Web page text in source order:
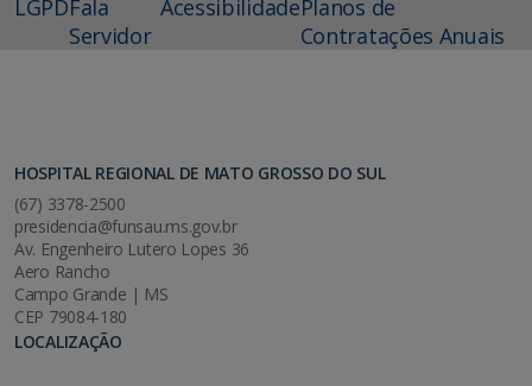
LGPDFala
Servidor
AcessibilidadePlanos de
Contratações Anuais
HOSPITAL REGIONAL DE MATO GROSSO DO SUL
(67) 3378-2500
presidencia@funsau.ms.gov.br
Av. Engenheiro Lutero Lopes 36
Aero Rancho
Campo Grande | MS
CEP 79084-180
LOCALIZAÇÃO